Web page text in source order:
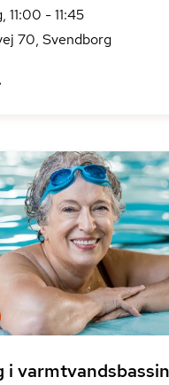
11:00 - 11:45
70, Svendborg
i